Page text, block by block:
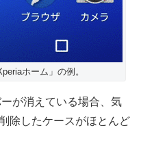
ホーム」の例。
が消えている場合、気
除したケースがほとんど